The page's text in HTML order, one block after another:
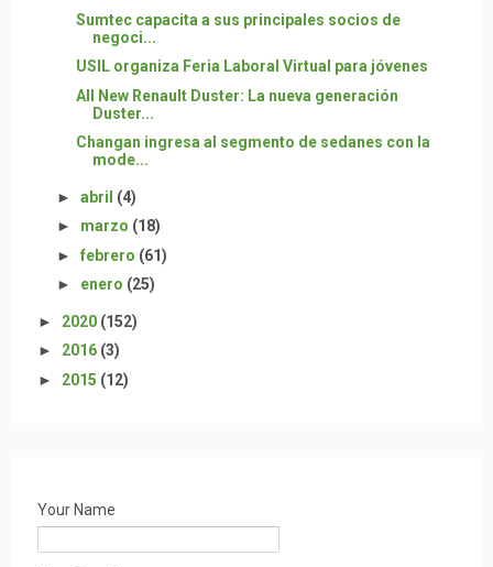
Sumtec capacita a sus principales socios de
negoci...
USIL organiza Feria Laboral Virtual para jóvenes
All New Renault Duster: La nueva generación
Duster...
Changan ingresa al segmento de sedanes con la
mode...
► abril (4)
► marzo (18)
► febrero (61)
► enero (25)
► 2020 (152)
► 2016 (3)
► 2015 (12)
Your Name